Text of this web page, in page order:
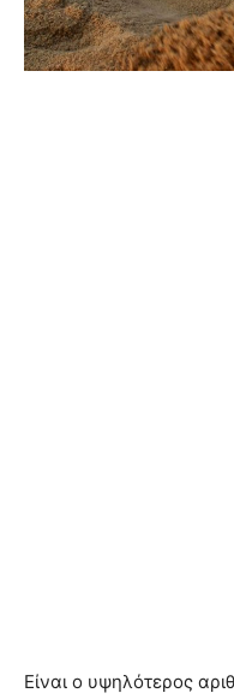
Είναι ο υψηλότερος